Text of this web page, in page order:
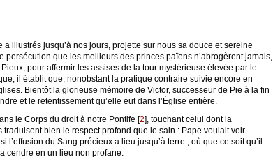
illustrés jusqu’à nos jours, projette sur nous sa douce et sereine
que les meilleurs des princes païens n’abrogèrent jamais,
pour affermir les assises de la tour mystérieuse élevée par le
il établit que, nonobstant la pratique contraire suivie encore en
Bientôt la glorieuse mémoire de Victor, successeur de Pie à la fin
et le retentissement qu’elle eut dans l’Église entière.
le Corps du droit à notre Pontife [2], touchant celui dont la
bien le respect profond que le sain : Pape voulait voir
du Sang précieux a lieu jusqu’à terre ; où que ce soit qu’il
cendre en un lieu non profane.